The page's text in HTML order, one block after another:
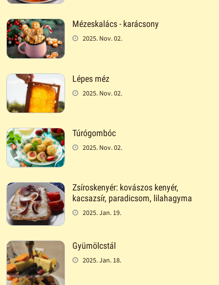
Mézeskalács - karácsony
2025. Nov. 02.
Lépes méz
2025. Nov. 02.
Túrógombóc
2025. Nov. 02.
Zsíroskenyér: kovászos kenyér,
kacsazsír, paradicsom, lilahagyma
2025. Jan. 19.
Gyümölcstál
2025. Jan. 18.